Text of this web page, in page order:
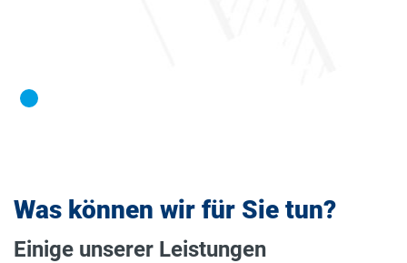
Was können wir für Sie tun?
Einige unserer Leistungen